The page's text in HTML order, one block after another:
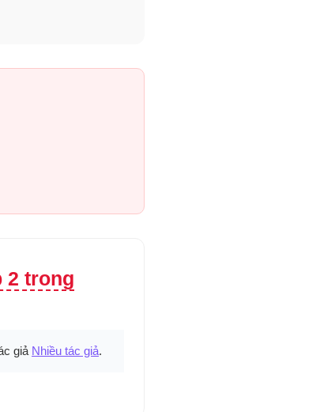
2 trong
giả Nhiều tác giả.